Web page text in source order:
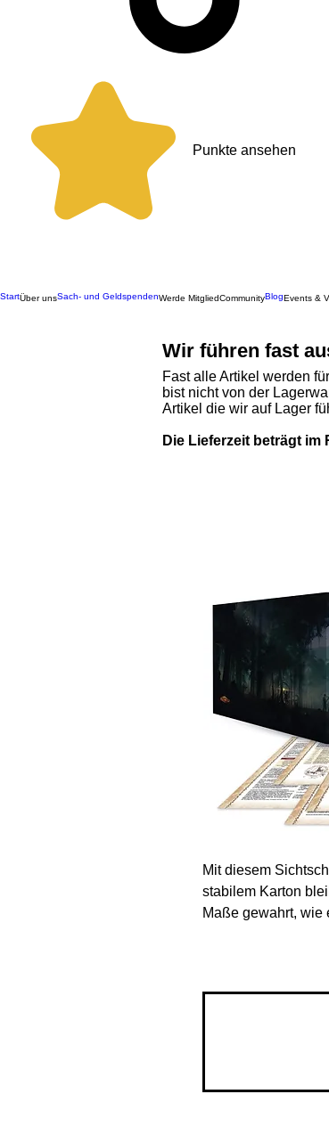
Punkte ansehen
StartÜber unsSach- und GeldspendenWerde MitgliedCommunityBlogEvents &
Wir führen fast
Fast alle Artikel werden
bist nicht von der
Artikel die wir auf Lager
Die Lieferzeit beträgt im
Mit diesem
stabilem Karton
Maße gewahrt, wie
Die beiliegenden 8
erlauben den